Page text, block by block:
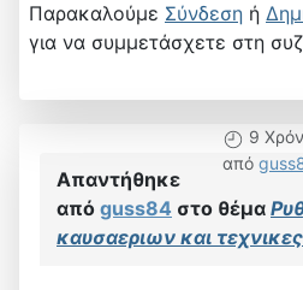
Παρακαλούμε Σύνδεση ή
για να συμμετάσχετε στη
9
από
Απαντήθηκε
από guss84 στο θέμα
καυσαεριων και